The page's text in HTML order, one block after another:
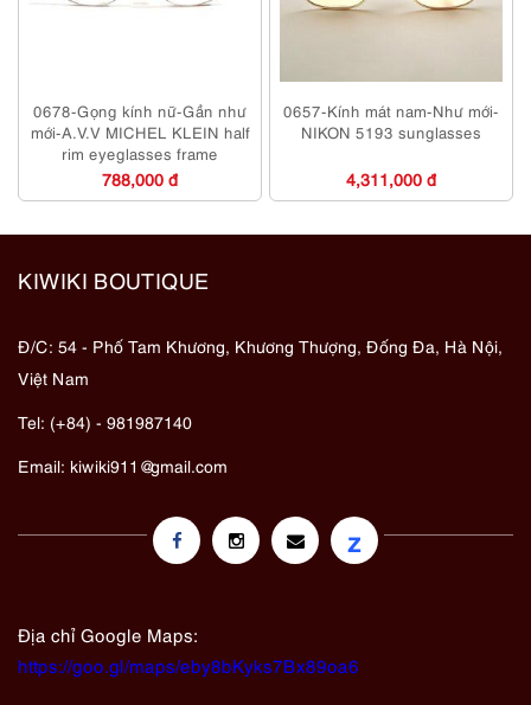
0678-Gọng kính nữ-Gần như
mới-A.V.V MICHEL KLEIN half
rim eyeglasses frame
788,000 đ
0657-Kính mát nam-Như mới-
NIKON 5193 sunglasses
4,311,000 đ
KIWIKI BOUTIQUE
Đ/C: 54 - Phố Tam Khương, Khương Thượng, Đống Đa, Hà Nội,
Việt Nam
Tel: (+84) - 981987140
Email: kiwiki911@gmail.com
z
Địa chỉ Google Maps:
https://goo.gl/maps/eby8bKyks7Bx89oa6